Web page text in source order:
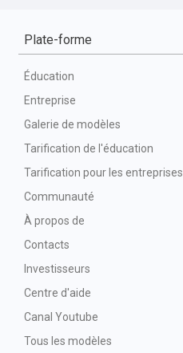
Plate-forme
Éducation
Entreprise
Galerie de modèles
Tarification de l'éducation
Tarification pour les entreprises
Communauté
À propos de
Contacts
Investisseurs
Centre d'aide
Canal Youtube
Tous les modèles